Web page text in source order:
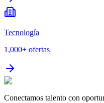
Tecnología
1,000+ ofertas
Conectamos talento con